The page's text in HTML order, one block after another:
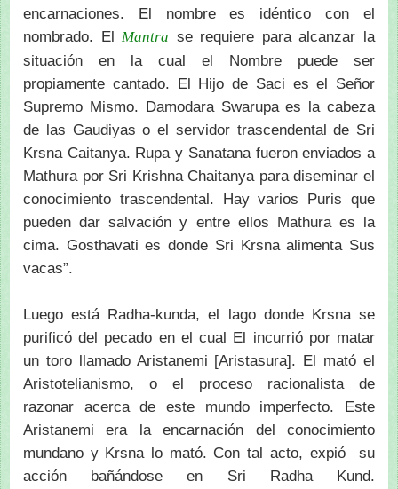
encarnaciones. El nombre es idéntico con el
nombrado. ElMantra se requiere para alcanzar la
situación en la cual el Nombre puede ser
propiamente cantado. El Hijo de Saci es el Señor
Supremo Mismo. Damodara Swarupa es la cabeza
de las Gaudiyas o el servidor trascendental de Sri
Krsna Caitanya. Rupa y Sanatana fueron enviados a
Mathura por Sri Krishna Chaitanya para diseminar el
conocimiento trascendental. Hay varios Puris que
pueden dar salvación y entre ellos Mathura es la
cima. Gosthavati es donde Sri Krsna alimenta Sus
vacas”.
Luego está Radha-kunda, el lago donde Krsna se
purificó del pecado en el cual El incurrió por matar
un toro llamado Aristanemi [Aristasura]. El mató el
Aristotelianismo, o el proceso racionalista de
razonar acerca de este mundo imperfecto. Este
Aristanemi era la encarnación del conocimiento
mundano y Krsna lo mató. Con tal acto, expió su
acción bañándose en Sri Radha Kund.